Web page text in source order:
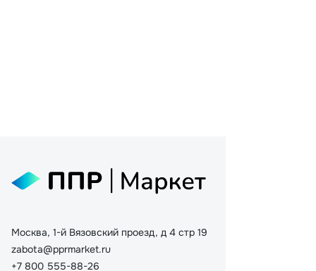
Москва, 1-й Вязовский проезд, д 4 стр 19
zabota@pprmarket.ru
+7 800 555-88-26